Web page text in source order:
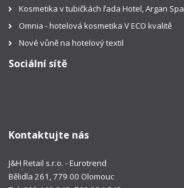
Kosmetika v tubičkách řada Hotel, Argan Spa
Omnia - hotelová kosmetika V ECO kvalitě
Nové vůně na hotelový textil
Sociální sítě
Kontaktujte nás
J&H Retail s.r.o. - Eurotrend
Bělidla 261, 779 00 Olomouc